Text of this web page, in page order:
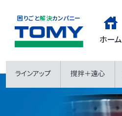
困りごと解決カンパニー
ホーム
ラインアップ 撹拌＋遠心